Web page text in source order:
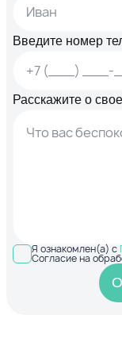
Введите номер
Расскажите о
Я ознакомлен(а) с
Согласие на